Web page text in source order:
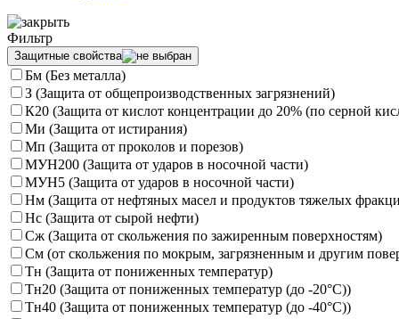
Фильтр
Защитные свойства
Бм (Без металла)
З (Защита от общепроизводственных загрязнений)
К20 (Защита от кислот концентрации до 20% (по серной
Ми (Защита от истирания)
Мп (Защита от проколов и порезов)
МУН200 (Защита от ударов в носочной части)
МУН5 (Защита от ударов в носочной части)
Нм (Защита от нефтяных масел и продуктов тяжелых
Нс (Защита от сырой нефти)
Сж (Защита от скольжения по зажиренным поверхностям)
См (от скольжения по мокрым, загрязненным и другим
Тн (Защита от пониженных температур)
Тн20 (Защита от пониженных температур (до -20°С))
Тн40 (Защита от пониженных температур (до -40°С))